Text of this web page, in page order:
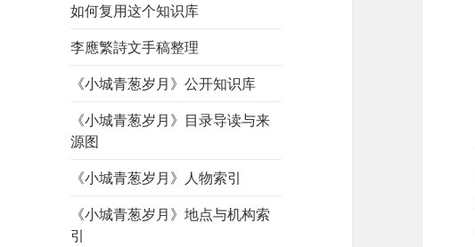
如何复用这个知识库
李應繁詩文手稿整理
《小城青葱岁月》公开知识库
《小城青葱岁月》目录导读与来
源图
《小城青葱岁月》人物索引
《小城青葱岁月》地点与机构索
引